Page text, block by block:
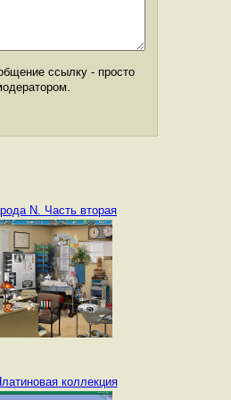
ссылку - просто
N. Часть вторая
коллекция